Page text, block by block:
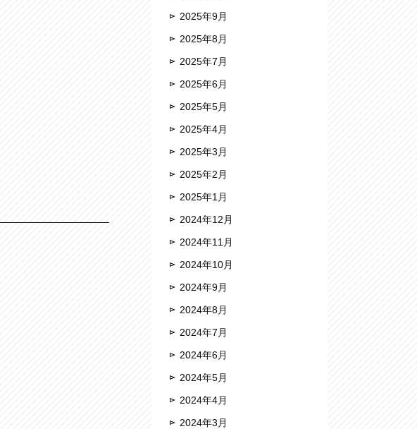
2025年9月
2025年8月
2025年7月
2025年6月
2025年5月
2025年4月
2025年3月
2025年2月
2025年1月
2024年12月
2024年11月
2024年10月
2024年9月
2024年8月
2024年7月
2024年6月
2024年5月
2024年4月
2024年3月